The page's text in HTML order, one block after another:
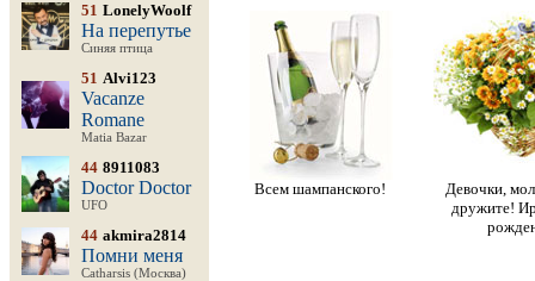
51 LonelyWoolf
На перепутье
Синяя птица
51 Alvi123
Vacanze
Romane
Matia Bazar
44 8911083
Doctor Doctor
UFO
44 akmira2814
Помни меня
Catharsis (Москва)
Всем шампанского!
Девочки,
дружите!